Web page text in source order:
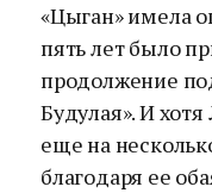
«Цыган» имела
пять лет было
продолжение
Будулая». И
еще на
благодаря ее